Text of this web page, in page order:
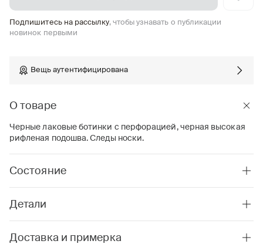
Подпишитесь на рассылку, чтобы узнавать о публикации
новинок первыми
Вещь аутентифицирована
О товаре
Черные лаковые ботинки с перфорацией, черная высокая
рифленая подошва. Следы носки.
Состояние
Детали
Доставка и примерка